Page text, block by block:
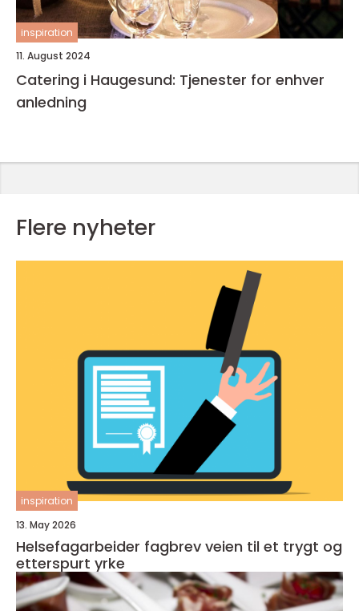
inspiration
11. August 2024
Catering i Haugesund: Tjenester for enhver
anledning
Flere nyheter
inspiration
13. May 2026
Helsefagarbeider fagbrev veien til et trygt og
etterspurt yrke